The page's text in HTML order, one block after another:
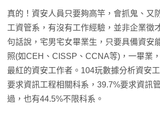
真的！資安人員只要夠高竿，會抓鬼、又
工資管系，有沒有工作經驗，並非企業徵
句話說，宅男宅女畢業生，只要具備資安
照(如CEH、CISSP、CCNA等)，一畢業
最紅的資安工作者。104玩數據分析資安
要求資訊工程相關科系，39.7%要求資訊
過，也有44.5%不限科系。